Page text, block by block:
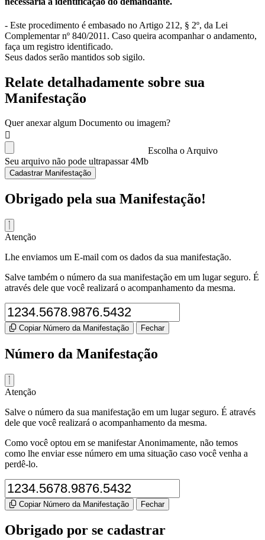
- Este procedimento é embasado no Artigo 212, § 2º, da Lei
Complementar nº 840/2011. Caso queira acompanhar o andamento,
faça um registro identificado.
Seus dados serão mantidos sob sigilo.
Relate detalhadamente sobre sua
Manifestação
Quer anexar algum Documento ou imagem?
Escolha o Arquivo
Seu arquivo não pode ultrapassar 4Mb
Cadastrar Manifestação
Obrigado pela sua Manifestação!
Atenção
Lhe enviamos um E-mail com os dados da sua manifestação.
Salve também o número da sua manifestação em um lugar seguro. É
através dele que você realizará o acompanhamento da mesma.
Copiar Número da Manifestação Fechar
Número da Manifestação
Atenção
Salve o número da sua manifestação em um lugar seguro. É através
dele que você realizará o acompanhamento da mesma.
Como você optou em se manifestar Anonimamente, não temos
como lhe enviar esse número em uma situação caso você venha a
perdê-lo.
Copiar Número da Manifestação Fechar
Obrigado por se cadastrar